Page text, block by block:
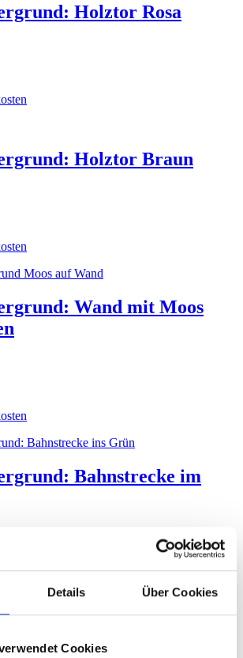
Details Über Cookies
Cookies
Holztor Rosa
Holztor Braun
Wand mit Moos
Bahnstrecke im
Dichtes Geäst